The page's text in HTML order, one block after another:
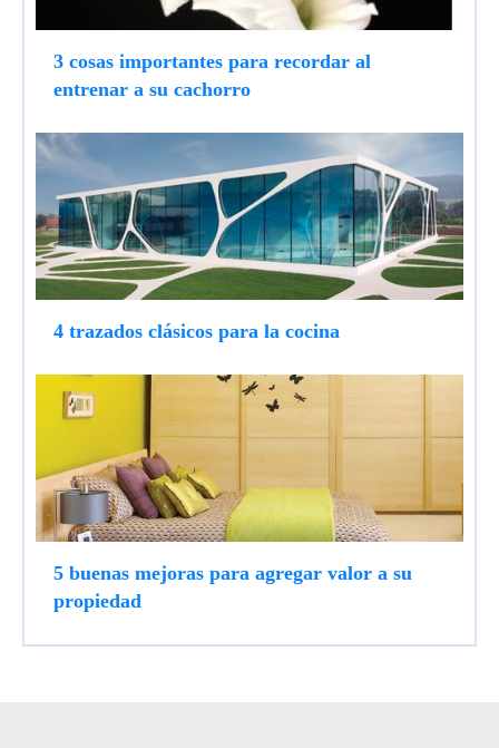
3 cosas importantes para recordar al
entrenar a su cachorro
4 trazados clásicos para la cocina
5 buenas mejoras para agregar valor a su
propiedad